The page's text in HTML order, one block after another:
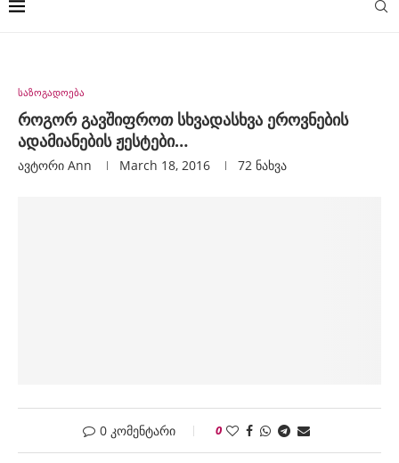
საზოგადოება
როგორ გავშიფროთ სხვადასხვა ეროვნების
ადამიანების ჟესტები…
ავტორი Ann March 18, 2016 72 ნახვა
0 კომენტარი 0